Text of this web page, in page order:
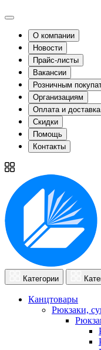
О компании
Новости
Прайс-листы
Вакансии
Розничным
Организациям
Оплата и доставка
Скидки
Помощь
Контакты
Категории
Канцтовары
Рюкзаки,